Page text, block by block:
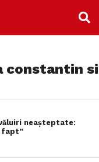
constantin si
neașteptate:
fapt”